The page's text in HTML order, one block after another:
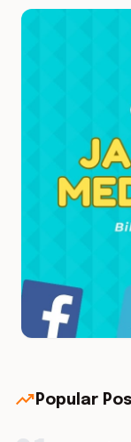
trending_up Popular